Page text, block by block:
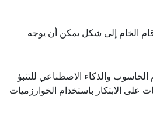
الخام إلى شكل يمكن أن يوجه
والذكاء الاصطناعي للتنبؤ
على الابتكار باستخدام الخوارزميات